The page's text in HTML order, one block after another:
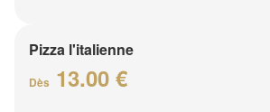
Pizza l'italienne
Dès 13.00 €